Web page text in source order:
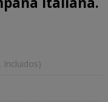
Incluidos)